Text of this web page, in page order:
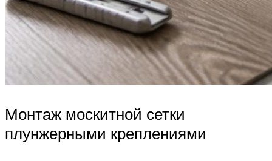
Монтаж москитной сетки
плунжерными креплениями